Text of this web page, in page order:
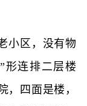
区，没有物
形连排二层楼
，四面是楼，